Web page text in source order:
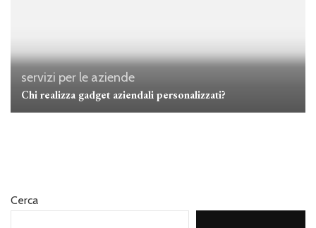
servizi per le aziende
Chi realizza gadget aziendali personalizzati?
Cerca